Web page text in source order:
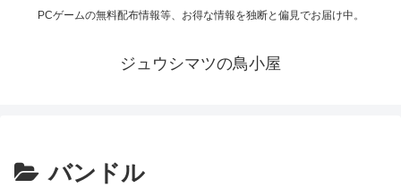
PCゲームの無料配布情報等、お得な情報を独断と偏見でお届け中。
ジュウシマツの鳥小屋
バンドル